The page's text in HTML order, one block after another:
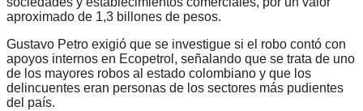
aproximado de 1,3 billones de pesos.
Gustavo Petro exigió que se investigue si el robo contó con
apoyos internos en Ecopetrol, señalando que se trata de uno
de los mayores robos al estado colombiano y que los
delincuentes eran personas de los sectores más pudientes
del país.